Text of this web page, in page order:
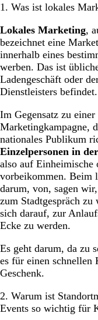
1. Was ist lokales
Lokales Marketing,
bezeichnet eine
innerhalb eines
werben. Das ist
Ladengeschäft oder
Dienstleisters befindet.
Im Gegensatz zu
Marketingkampagne,
nationales Publikum
Einzelpersonen in
also auf Einheimische
vorbeikommen. Beim
darum, von, sagen
zum Stadtgespräch
sich darauf, zur
Ecke zu werden.
Es geht darum, da zu
es für einen
Geschenk.
2. Warum ist
Events so wichtig für